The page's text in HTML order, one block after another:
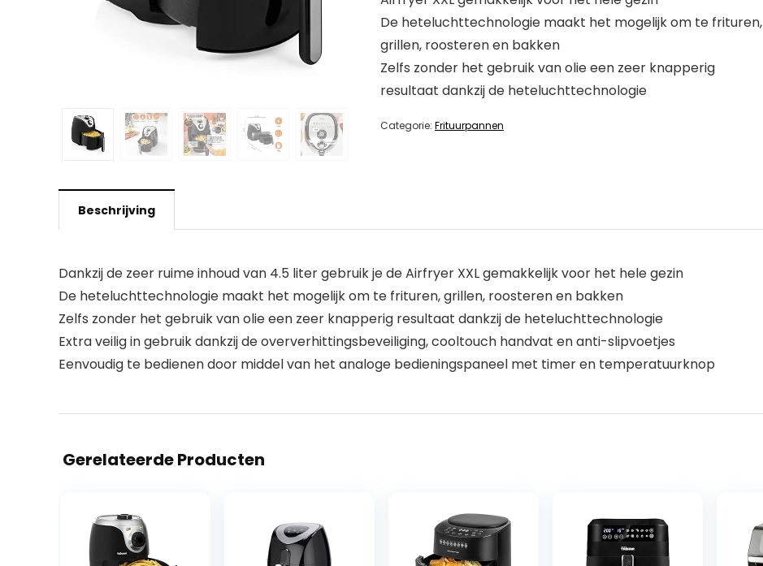
De heteluchttechnologie maakt het mogelijk om te frituren,
grillen, roosteren en bakken
Zelfs zonder het gebruik van olie een zeer knapperig
resultaat dankzij de heteluchttechnologie
Categorie: Frituurpannen
Beschrijving
Dankzij de zeer ruime inhoud van 4.5 liter gebruik je de Airfryer XXL gemakkelijk voor het hele gezin
De heteluchttechnologie maakt het mogelijk om te frituren, grillen, roosteren en bakken
Zelfs zonder het gebruik van olie een zeer knapperig resultaat dankzij de heteluchttechnologie
Extra veilig in gebruik dankzij de oververhittingsbeveiliging, cooltouch handvat en anti-slipvoetjes
Eenvoudig te bedienen door middel van het analoge bedieningspaneel met timer en temperatuurknop
Gerelateerde Producten